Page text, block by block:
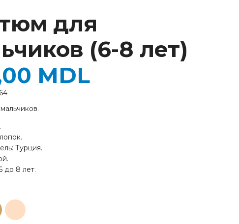
для
(6-8 лет)
Турция.
до 8 лет.
MDL